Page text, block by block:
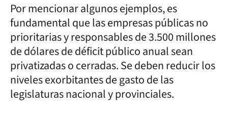
Por mencionar algunos ejemplos, es
fundamental que las empresas públicas no
prioritarias y responsables de 3.500 millones
de dólares de déficit público anual sean
privatizadas o cerradas. Se deben reducir los
niveles exorbitantes de gasto de las
legislaturas nacional y provinciales.